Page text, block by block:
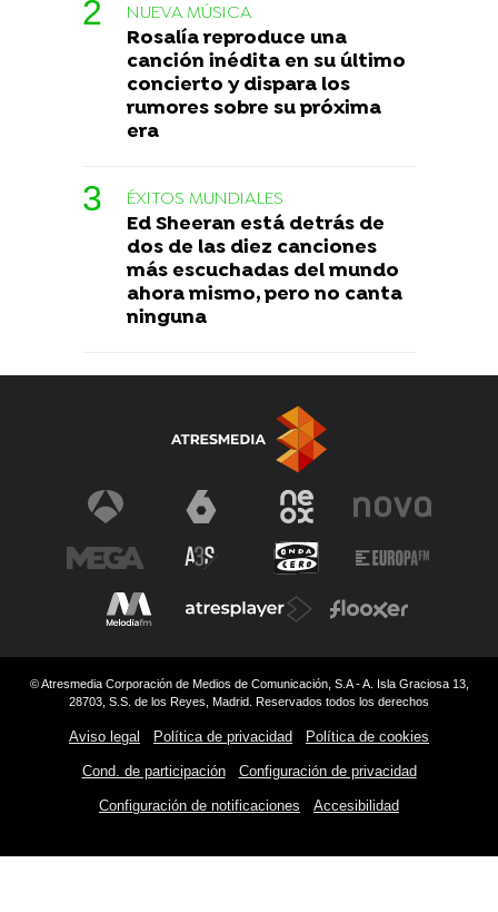
NUEVA MÚSICA
Rosalía reproduce una
canción inédita en su último
concierto y dispara los
rumores sobre su próxima
era
ÉXITOS MUNDIALES
Ed Sheeran está detrás de
dos de las diez canciones
más escuchadas del mundo
ahora mismo, pero no canta
ninguna
© Atresmedia Corporación de Medios de Comunicación, S.A - A. Isla Graciosa 13,
28703, S.S. de los Reyes, Madrid. Reservados todos los derechos
Aviso legal Política de privacidad Política de cookies
Cond. de participación Configuración de privacidad
Configuración de notificaciones Accesibilidad